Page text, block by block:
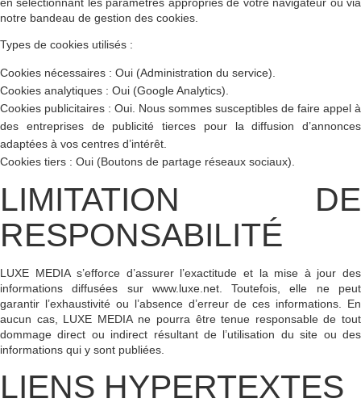
notre bandeau de gestion des cookies.
Types de cookies utilisés :
Cookies nécessaires : Oui (Administration du service).
Cookies analytiques : Oui (Google Analytics).
Cookies publicitaires : Oui. Nous sommes susceptibles de faire appel à
des entreprises de publicité tierces pour la diffusion d’annonces
adaptées à vos centres d’intérêt.
Cookies tiers : Oui (Boutons de partage réseaux sociaux).
LIMITATION DE
RESPONSABILITÉ
LUXE MEDIAs’efforce d’assurer l’exactitude et la mise à jour des
informations diffusées sur www.luxe.net. Toutefois, elle ne peut
garantir l’exhaustivité ou l’absence d’erreur de ces informations. En
aucun cas, LUXE MEDIAne pourra être tenue responsable de tout
dommage direct ou indirect résultant de l’utilisation du site ou des
informations qui y sont publiées.
LIENS HYPERTEXTES